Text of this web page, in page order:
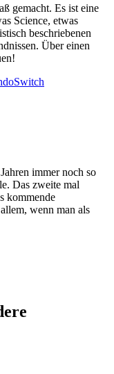
gemacht. Es ist eine
Science, etwas
beschriebenen
Über einen
immer noch so
Das zweite mal
kommende
wenn man als